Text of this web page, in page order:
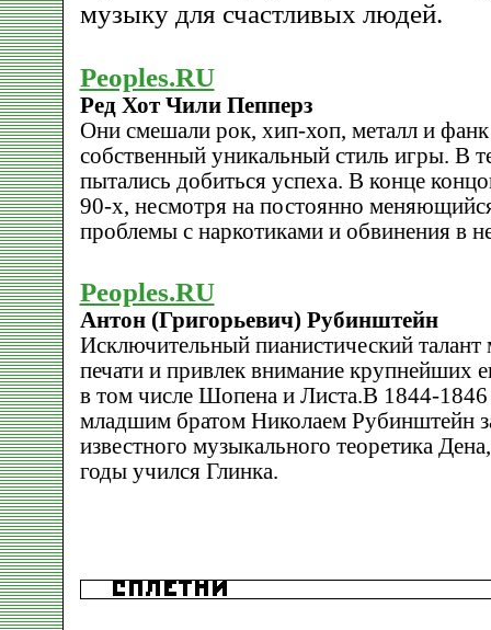
музыку для счастливых людей.
Peoples.RU
Ред Хот Чили Пепперз
Они смешали рок, хип-хоп, металл и фанк
собственный уникальный стиль игры. В
пытались добиться успеха. В конце
90-х, несмотря на постоянно
проблемы с наркотиками и обвинения в
Peoples.RU
Антон (Григорьевич) Рубинштейн
Исключительный пианистический талант
печати и привлек внимание крупнейших
в том числе Шопена и Листа.В 1844-1846
младшим братом Hиколаем Рубинштейн
известного музыкального теоретика
годы учился Глинка.